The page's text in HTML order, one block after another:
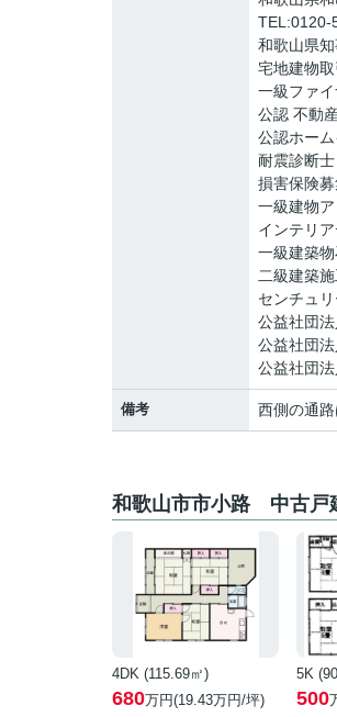
TEL:0120-
和歌山県
宅地建物
一級ファ
公認 不動
公認ホーム
耐震診断士
損害保険募
一級建物
インテリ
一級建築
二級建築
センチュ
公益社団
公益社団
公益社団
備考 西側の通
和歌山市市小路 中古戸
4DK (115.69㎡)
680万円(19.43万円/坪)
5K
500